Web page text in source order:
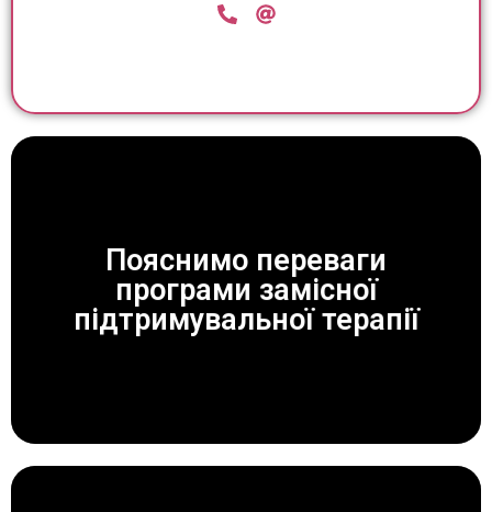
Пояснимо переваги
програми замісної
підтримувальної терапії
ЗАВЖДИ ДОПОМОЖЕМО!